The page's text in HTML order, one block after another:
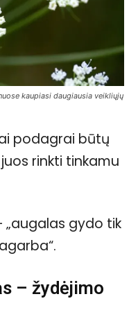
kaupiasi daugiausia veikliųjų
podagrai būtų
rinkti tinkamu
„augalas gydo tik
– žydėjimo